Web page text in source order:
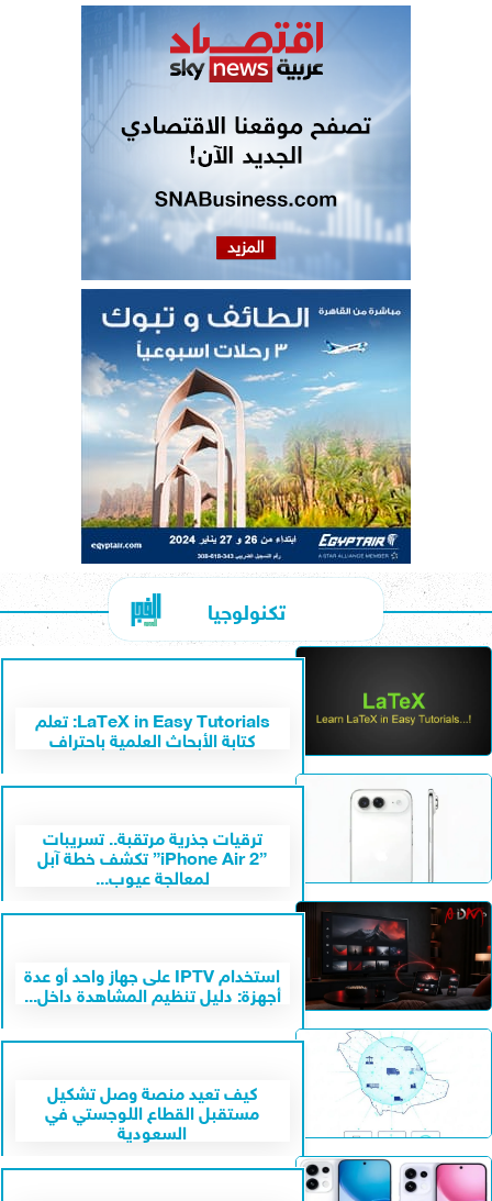
تكنولوجيا
LaTeX in Easy Tutorials: تعلم
كتابة الأبحاث العلمية باحتراف
ترقيات جذرية مرتقبة.. تسريبات
”iPhone Air 2” تكشف خطة آبل
لمعالجة عيوب...
استخدام IPTV على جهاز واحد أو عدة
أجهزة: دليل تنظيم المشاهدة داخل...
كيف تعيد منصة وصل تشكيل
مستقبل القطاع اللوجستي في
السعودية